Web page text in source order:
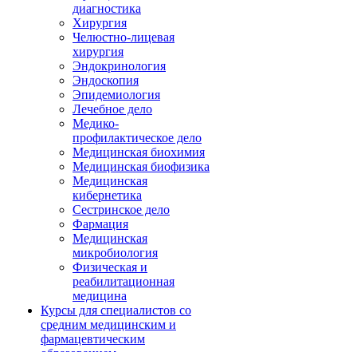
диагностика
Хирургия
Челюстно-лицевая
хирургия
Эндокринология
Эндоскопия
Эпидемиология
Лечебное дело
Медико-
профилактическое дело
Медицинская биохимия
Медицинская биофизика
Медицинская
кибернетика
Сестринское дело
Фармация
Медицинская
микробиология
Физическая и
реабилитационная
медицина
Курсы для специалистов со
средним медицинским и
фармацевтическим